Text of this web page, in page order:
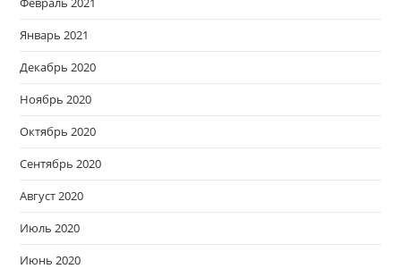
Январь 2021
Декабрь 2020
Ноябрь 2020
Октябрь 2020
Сентябрь 2020
Август 2020
Июль 2020
Июнь 2020